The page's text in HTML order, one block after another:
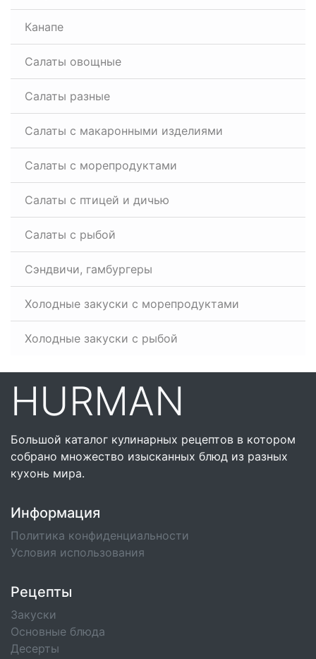
Канапе
Салаты овощные
Салаты разные
Салаты с макаронными изделиями
Салаты с морепродуктами
Салаты с птицей и дичью
Салаты с рыбой
Сэндвичи, гамбургеры
Холодные закуски с морепродуктами
Холодные закуски с рыбой
HURMAN
Большой каталог кулинарных рецептов в котором
собрано множество изысканных блюд из разных
кухонь мира.
Информация
Политика конфиденциальности
Условия использования
Рецепты
Закуски
Основные блюда
Десерты